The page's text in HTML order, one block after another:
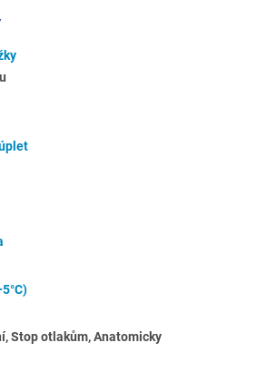
Stop otlakům, Anatomicky